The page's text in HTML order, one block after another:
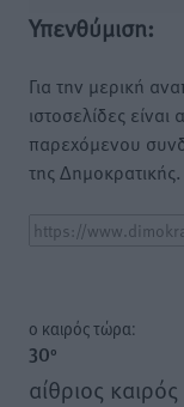
Υπενθύμιση:
Για την μερική
ιστοσελίδες
παρεχόμενου
της Δημοκρατικής.
o καιρός τώρα:
30°
αίθριος καιρός